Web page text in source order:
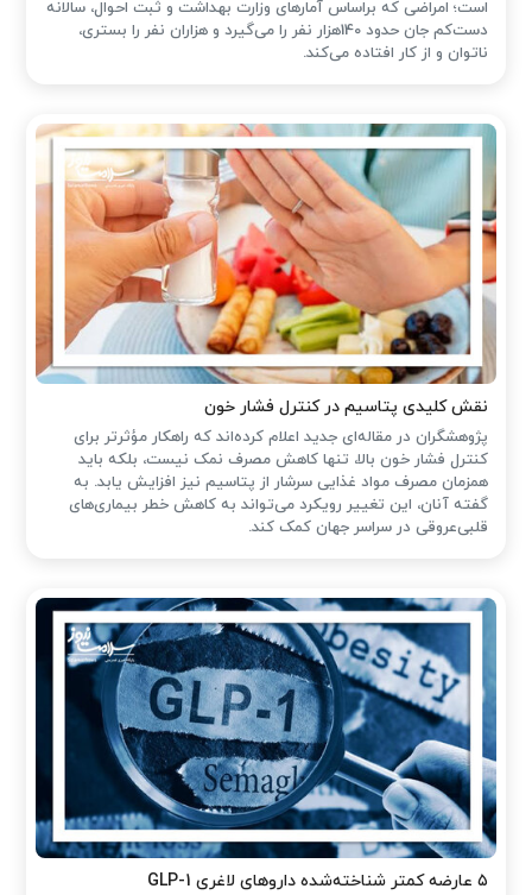
است؛ امراضی که براساس آمارهای وزارت بهداشت و ثبت احوال، سالانه
دست‌کم جان حدود 140هزار نفر را می‌گیرد و هزاران نفر را بستری،
ناتوان و از کار افتاده می‌کند.
نقش کلیدی پتاسیم در کنترل فشار خون
پژوهشگران در مقاله‌ای جدید اعلام کرده‌اند که راهکار مؤثرتر برای
کنترل فشار خون بالا، تنها کاهش مصرف نمک نیست، بلکه باید
همزمان مصرف مواد غذایی سرشار از پتاسیم نیز افزایش یابد. به
گفته آنان، این تغییر رویکرد می‌تواند به کاهش خطر بیماری‌های
قلبی‌عروقی در سراسر جهان کمک کند.
۵ عارضه کمتر شناخته‌شده داروهای لاغری GLP-1